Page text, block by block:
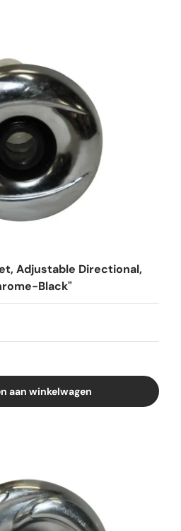
Adjustable Directional,
Black"
aan winkelwagen